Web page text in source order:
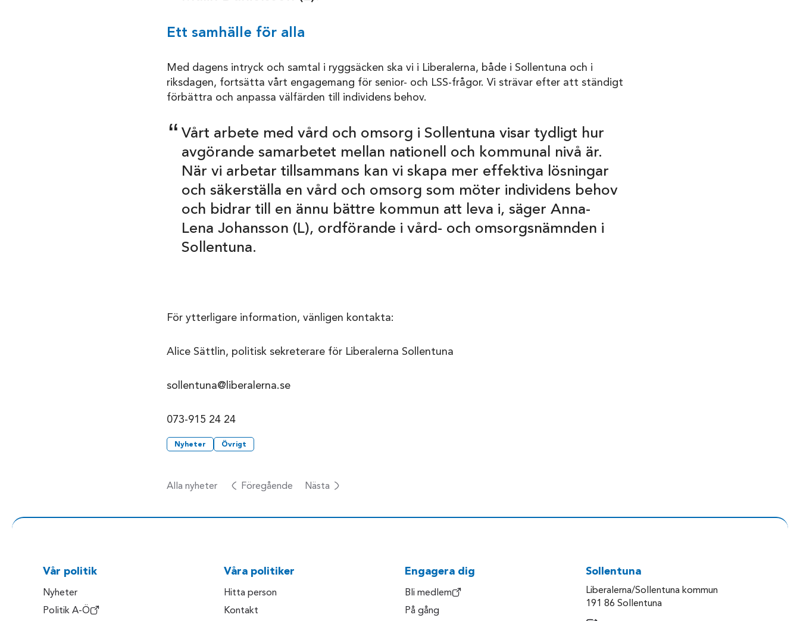
Ett samhälle för alla
Med dagens intryck och samtal i ryggsäcken ska vi i Liberalerna, både i Sollentuna och i
riksdagen, fortsätta vårt engagemang för senior- och LSS-frågor. Vi strävar efter att ständigt
förbättra och anpassa välfärden till individens behov.
Vårt arbete med vård och omsorg i Sollentuna visar tydligt hur
avgörande samarbetet mellan nationell och kommunal nivå är.
När vi arbetar tillsammans kan vi skapa mer effektiva lösningar
och säkerställa en vård och omsorg som möter individens behov
och bidrar till en ännu bättre kommun att leva i, säger Anna-
Lena Johansson (L), ordförande i vård- och omsorgsnämnden i
Sollentuna.
För ytterligare information, vänligen kontakta:
Alice Sättlin, politisk sekreterare för Liberalerna Sollentuna
sollentuna@liberalerna.se
073-915 24 24
Nyheter Övrigt
Alla nyheter Föregående Nästa
Vår politik
Nyheter
Politik A-Ö
Våra politiker
Hitta person
Kontakt
Engagera dig
Bli medlem
På gång
Sollentuna
Liberalerna/Sollentuna kommun
191 86 Sollentuna